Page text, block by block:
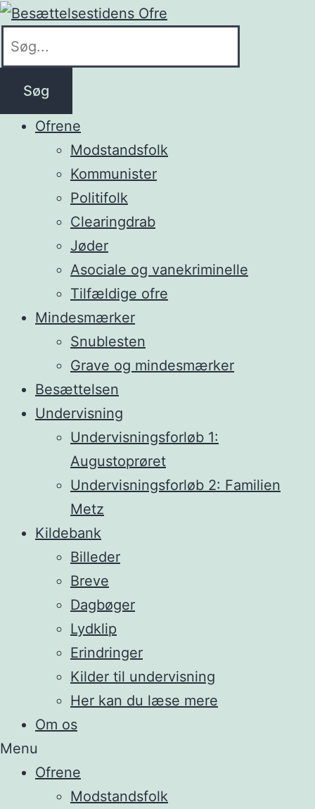
Søg
Ofrene
Modstandsfolk
Kommunister
Politifolk
Clearingdrab
Jøder
Asociale og vanekriminelle
Tilfældige ofre
Mindesmærker
Snublesten
Grave og mindesmærker
Besættelsen
Undervisning
Undervisningsforløb 1:
Augustoprøret
Undervisningsforløb 2: Familien
Metz
Kildebank
Billeder
Breve
Dagbøger
Lydklip
Erindringer
Kilder til undervisning
Her kan du læse mere
Om os
Menu
Ofrene
Modstandsfolk